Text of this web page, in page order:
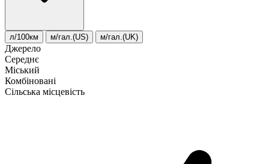
л/100км м/гал.(US) м/гал.(UK)
Джерело
Середнє
Міський
Комбіновані
Сільська місцевість